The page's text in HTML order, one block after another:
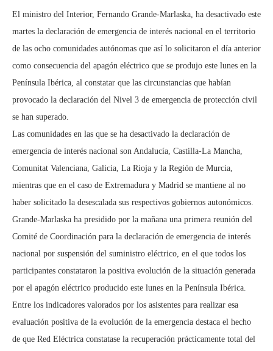
El ministro del Interior, Fernando Grande-Marlaska, ha desactivado este
martes la declaración de emergencia de interés nacional en el territorio
de las ocho comunidades autónomas que así lo solicitaron el día anterior
como consecuencia del apagón eléctrico que se produjo este lunes en la
Península Ibérica, al constatar que las circunstancias que habían
provocado la declaración del Nivel 3 de emergencia de protección civil
se han superado.
Las comunidades en las que se ha desactivado la declaración de
emergencia de interés nacional son Andalucía, Castilla-La Mancha,
Comunitat Valenciana, Galicia, La Rioja y la Región de Murcia,
mientras que en el caso de Extremadura y Madrid se mantiene al no
haber solicitado la desescalada sus respectivos gobiernos autonómicos.
Grande-Marlaska ha presidido por la mañana una primera reunión del
Comité de Coordinación para la declaración de emergencia de interés
nacional por suspensión del suministro eléctrico, en el que todos los
participantes constataron la positiva evolución de la situación generada
por el apagón eléctrico producido este lunes en la Península Ibérica.
Entre los indicadores valorados por los asistentes para realizar esa
evaluación positiva de la evolución de la emergencia destaca el hecho
de que Red Eléctrica constatase la recuperación prácticamente total del